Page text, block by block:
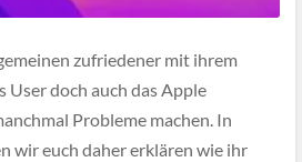
zufriedener mit ihrem
doch auch das Apple
Probleme machen. In
wir euch daher erklären wie ihr